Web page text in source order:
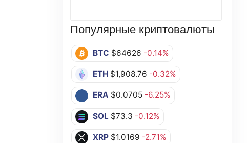
Популярные криптовалюты
BTC $64626 -0.14%
ETH $1,908.76 -0.32%
ERA $0.0705 -6.25%
SOL $73.3 -0.12%
XRP $1.0169 -2.71%